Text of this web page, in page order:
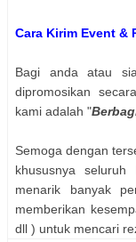
Cara Kirim Event &
Bagi anda atau
dipromosikan
kami adalah "
Semoga dengan
khususnya
menarik banyak
memberikan
dll ) untuk mencari